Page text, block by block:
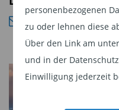
personenbezogenen
zu oder lehnen diese
Über den Link am
und in der
Einwilligung jederzeit